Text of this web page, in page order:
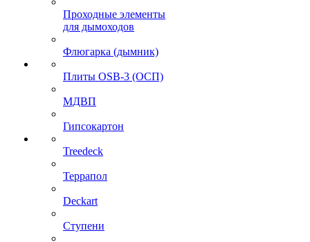
Проходные элементы
для дымоходов
Флюгарка (дымник)
Плиты OSB-3 (ОСП)
МДВП
Гипсокартон
Treedeck
Террапол
Deckart
Ступени